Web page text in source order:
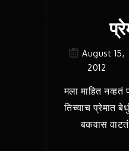
August 15,
2012
मला माहित
तिच्याच प्रेमात
बकवास